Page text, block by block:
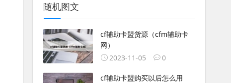
随机图文
cf辅助卡盟货源（cfm辅助卡
网）
2023-11-05
0
cf辅助卡盟购买以后怎么用